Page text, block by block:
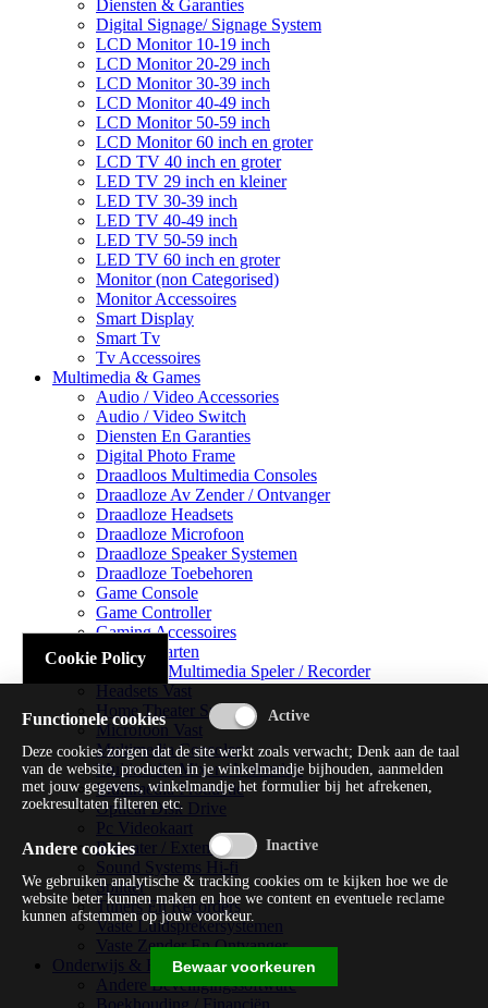
Diensten & Garanties
Digital Signage/ Signage System
LCD Monitor 10-19 inch
LCD Monitor 20-29 inch
LCD Monitor 30-39 inch
LCD Monitor 40-49 inch
LCD Monitor 50-59 inch
LCD Monitor 60 inch en groter
LCD TV 40 inch en groter
LED TV 29 inch en kleiner
LED TV 30-39 inch
LED TV 40-49 inch
LED TV 50-59 inch
LED TV 60 inch en groter
Monitor (non Categorised)
Monitor Accessoires
Smart Display
Smart Tv
Tv Accessoires
Multimedia & Games
Audio / Video Accessories
Audio / Video Switch
Diensten En Garanties
Digital Photo Frame
Draadloos Multimedia Consoles
Draadloze Av Zender / Ontvanger
Draadloze Headsets
Draadloze Microfoon
Draadloze Speaker Systemen
Draadloze Toebehoren
Game Console
Game Controller
Gaming Accessoires
Geluidskaarten
Handheld Multimedia Speler / Recorder
Headsets Vast
Home Theater Systems
Microfoon Vast
Multimedia Consoles
Multimedia Mixer / Versterker
Multimedia Productie
Optical Disk Drive
Pc Videokaart
Repeater / Extender
Sound Systems Hi-fi
Splitter
Tuners En Recorders
Vaste Luidsprekersystemen
Vaste Zender En Ontvanger
Onderwijs & Recreatie
Andere Beveiligingssoftware
Cookie Policy
Functionele cookies
Deze cookies zorgen dat de site werkt zoals verwacht; Denk aan de taal
van de website, producten in je winkelmandje bijhouden, aanmelden
met jouw gegevens, winkelmandje het formulier bij het afrekenen,
zoekresultaten filteren etc.
Andere cookies
We gebruiken analytische & tracking cookies om te kijken hoe we de
website beter kunnen maken en hoe we content en eventuele reclame
kunnen afstemmen op jouw voorkeur.
Bewaar voorkeuren